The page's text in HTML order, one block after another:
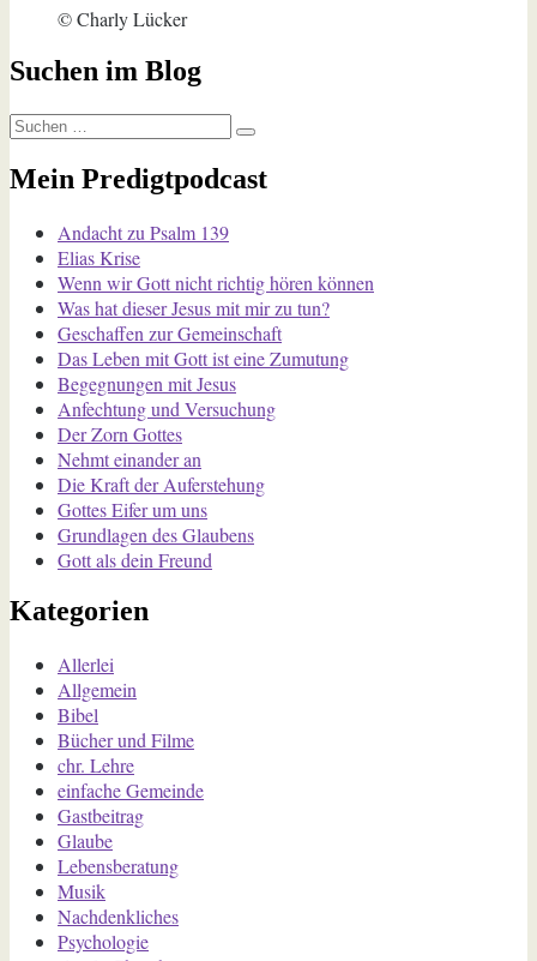
© Charly Lücker
Suchen im Blog
Suchen
nach:
Suchen
Mein Predigtpodcast
Andacht zu Psalm 139
Elias Krise
Wenn wir Gott nicht richtig hören können
Was hat dieser Jesus mit mir zu tun?
Geschaffen zur Gemeinschaft
Das Leben mit Gott ist eine Zumutung
Begegnungen mit Jesus
Anfechtung und Versuchung
Der Zorn Gottes
Nehmt einander an
Die Kraft der Auferstehung
Gottes Eifer um uns
Grundlagen des Glaubens
Gott als dein Freund
Kategorien
Allerlei
Allgemein
Bibel
Bücher und Filme
chr. Lehre
einfache Gemeinde
Gastbeitrag
Glaube
Lebensberatung
Musik
Nachdenkliches
Psychologie